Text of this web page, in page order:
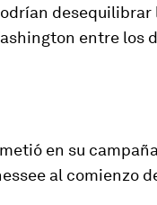
entre los
en su
al comienzo